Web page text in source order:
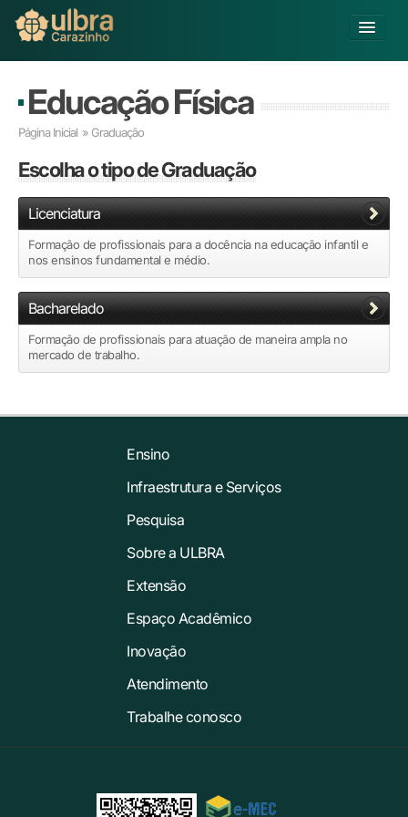
Buscar
Matricule-se
Educação Básica
Graduação
Pós-graduação
Pesquisa
Extensão
Infraestrutura e Serviços
Educação Física
Página Inicial » Graduação
Escolhao tipo de Graduação
Licenciatura
Formação de profissionais para a docência na educação infantil e
nos ensinos fundamental e médio.
Bacharelado
Formação de profissionais para atuação de maneira ampla no
mercado de trabalho.
Ensino
Infraestrutura e Serviços
Pesquisa
Sobre a ULBRA
Extensão
Espaço Acadêmico
Inovação
Atendimento
Trabalhe conosco